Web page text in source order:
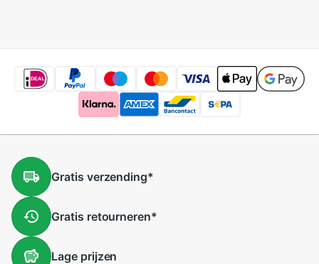
Gratis verzending*
Gratis retourneren*
Lageprijzen